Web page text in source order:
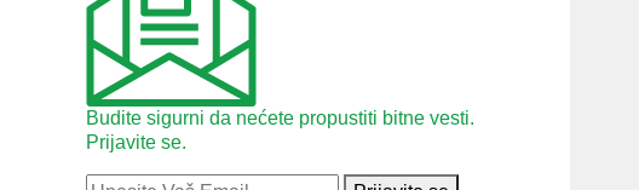
Budite sigurni da nećete propustiti bitne vesti.
Prijavite se.